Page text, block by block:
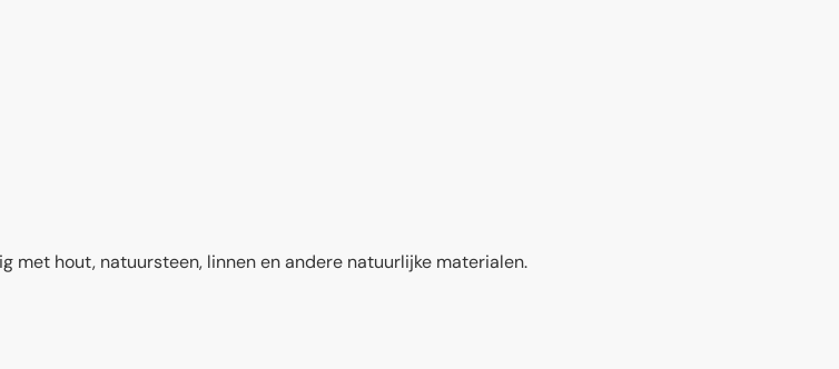
hout, natuursteen, linnen en andere natuurlijke materialen.